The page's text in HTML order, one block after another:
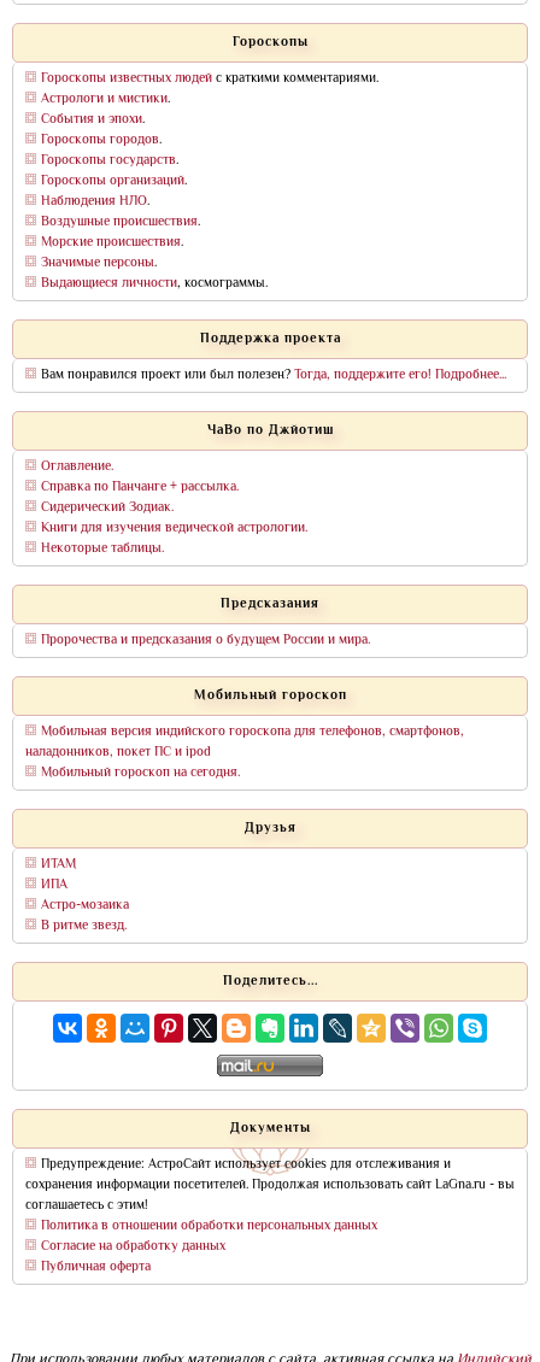
Гороскопы
Гороскопы известных людейс краткими комментариями.
Астрологи и мистики.
События и эпохи.
Гороскопы городов.
Гороскопы государств.
Гороскопы организаций.
Наблюдения НЛО.
Воздушные происшествия.
Морские происшествия.
Значимые персоны.
Выдающиеся личности, космограммы.
Поддержка проекта
Вам понравился проект или был полезен?Тогда, поддержите его! Подробнее...
ЧаВо по Джйотиш
Оглавление.
Справка по Панчанге + рассылка.
Сидерический Зодиак.
Книги для изучения ведической астрологии.
Некоторые таблицы.
Предсказания
Пророчества и предсказания о будущем России и мира.
Мобильный гороскоп
Мобильная версия индийского гороскопа для телефонов, смартфонов,
наладонников, покет ПС и ipod
Мобильный гороскоп на сегодня.
Друзья
ИТАМ
ИПА
Астро-мозаика
В ритме звезд.
Поделитесь...
Документы
Предупреждение: АстроСайт использует cookies для отслеживания и
сохранения информации посетителей. Продолжая использовать сайт LaGna.ru - вы
соглашаетесь с этим!
Политика в отношении обработки персональных данных
Согласие на обработку данных
Публичная оферта